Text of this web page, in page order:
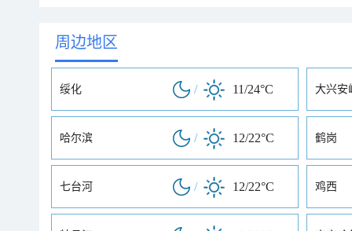
周边地区
绥化 / 11/24°C 大兴安
哈尔滨 / 12/22°C 鹤岗
七台河 / 12/22°C 鸡西